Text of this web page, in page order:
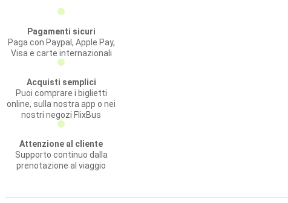
Pagamenti sicuri
Paga con Paypal, Apple Pay,
Visa e carte internazionali
Acquisti semplici
Puoi comprare i biglietti
online, sulla nostra app o nei
nostri negozi FlixBus
Attenzione al cliente
Supporto continuo dalla
prenotazione al viaggio